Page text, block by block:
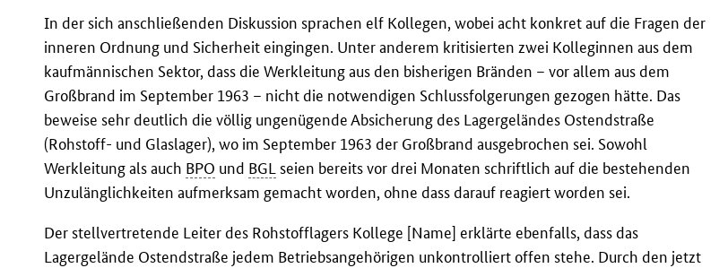
In der sich anschließenden Diskussion sprachen elf Kollegen, wobei acht konkret auf die Fragen der
inneren Ordnung und Sicherheit eingingen. Unter anderem kritisierten zwei Kolleginnen aus dem
kaufmännischen Sektor, dass die Werkleitung aus den bisherigen Bränden – vor allem aus dem
Großbrand im September 1963 – nicht die notwendigen Schlussfolgerungen gezogen hätte. Das
beweise sehr deutlich die völlig ungenügende Absicherung des Lagergeländes Ostendstraße
(Rohstoff- und Glaslager), wo im September 1963 der Großbrand ausgebrochen sei. Sowohl
Werkleitung als auch BPO und BGLseien bereits vor drei Monaten schriftlich auf die bestehenden
Unzulänglichkeiten aufmerksam gemacht worden, ohne dass darauf reagiert worden sei.
Der stellvertretende Leiter des Rohstofflagers Kollege [Name] erklärte ebenfalls, dass das
Lagergelände Ostendstraße jedem Betriebsangehörigen unkontrolliert offen stehe. Durch den jetzt